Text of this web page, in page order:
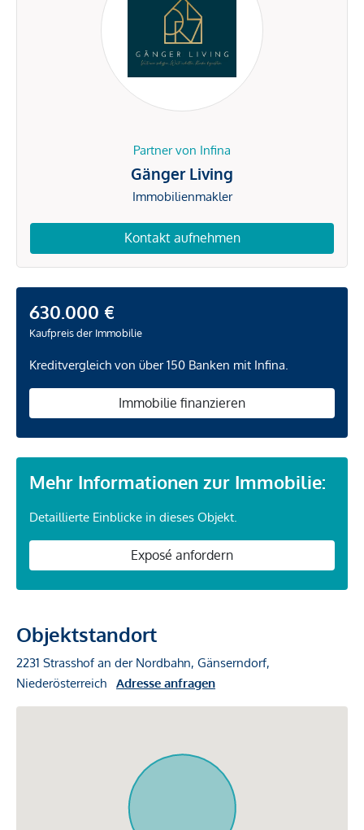
Partner von Infina
Gänger Living
Immobilienmakler
Kontakt aufnehmen
630.000 €
Kaufpreis der Immobilie
Kreditvergleich von über 150 Banken mit Infina.
Immobilie finanzieren
Mehr Informationen zur Immobilie:
Detaillierte Einblicke in dieses Objekt.
Exposé anfordern
Objektstandort
2231 Strasshof an der Nordbahn, Gänserndorf,
Niederösterreich
Adresse anfragen